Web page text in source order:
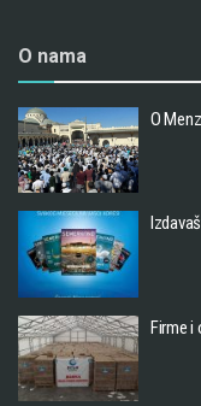
O nama
O
Firme i